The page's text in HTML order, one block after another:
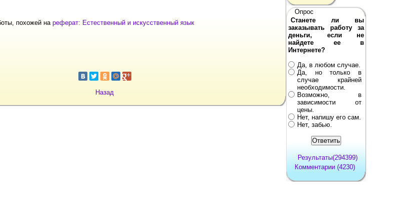
похожей на реферат: Естественный и искусственный язык
Назад
Опрос
Станете ли вы
заказывать работу за
деньги, если не
найдете ее в
Интернете?
Да, в любом случае.
Да, но только в
случае крайней
необходимости.
Возможно, в
зависимости от
цены.
Нет, напишу его сам.
Нет, забью.
Результаты(294399)
Комментарии (4230)